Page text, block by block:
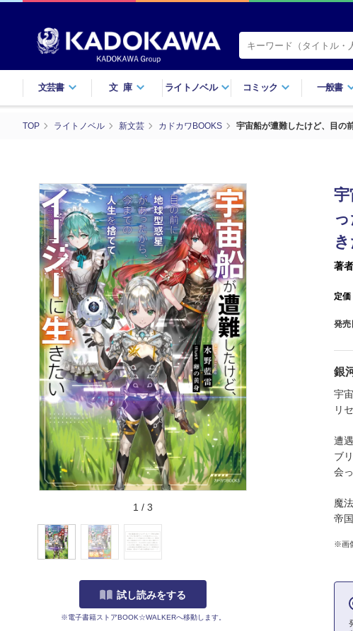
文芸書 文庫 ライトノベル コミック 一般書
TOP ライトノベル 新文芸 カドカワBOOKS 宇宙船が遭難したけど、目の
1 / 3
試し読みをする
※電子書籍ストアBOOK☆WALKERへ移動します。
宇
著者
定価
発売
銀
宇
リ
遭
ブ
会
魔
帝
※画